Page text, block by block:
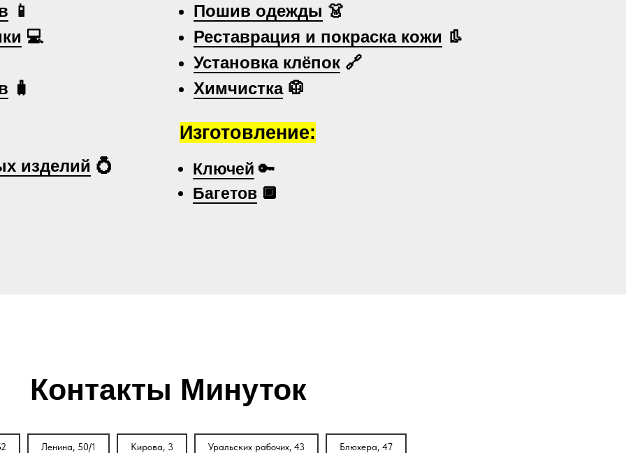
📱
💻
🧳
изделий 💍
Пошив одежды 👗
Реставрация и покраска кожи 👢
Установка клёпок 🔗
Химчистка🥼
Ключей 🔑
Багетов 🔲
Изготовление:
Контакты Минуток
Ленина, 50/1 Кирова, 3 Уральских рабочих, 43 Блюхера, 47